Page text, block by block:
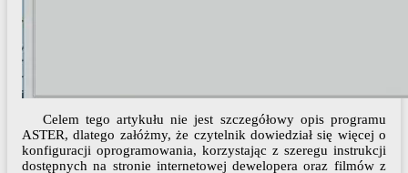
Celem tego artykułu nie jest szczegółowy opis programu
ASTER, dlatego załóżmy, że czytelnik dowiedział się więcej o
konfiguracji oprogramowania, korzystając z szeregu instrukcji
dostępnych na stronie internetowej dewelopera oraz filmów z